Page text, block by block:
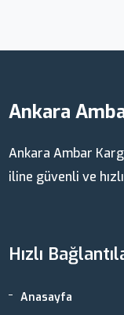
Ankara
Ankara Ambar
iline güvenli ve
Hızlı
Anasayfa